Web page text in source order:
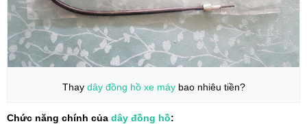
Thay dây đồng hồ xe máybao nhiêu tiền?
Chức năng chính của dây đồng hồ: